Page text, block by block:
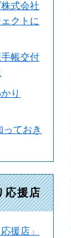
式会社
クトに
帳交付
り
っておき
応援店
援店」